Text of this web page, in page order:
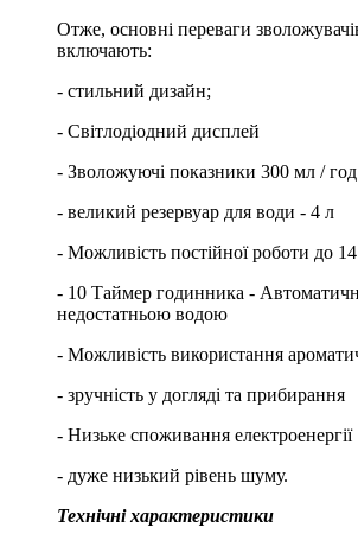
Отже, основні переваги
включають:
- стильний дизайн;
- Світлодіодний дисплей
- Зволожуючі показники 300 мл / год
- великий резервуар для води - 4 л
- Можливість постійної роботи до
- 10 Таймер годинника -
недостатньою водою
- Можливість використання
- зручність у догляді та прибирання
- Низьке споживання електроенергії
- дуже низький рівень шуму.
Технічні характеристики